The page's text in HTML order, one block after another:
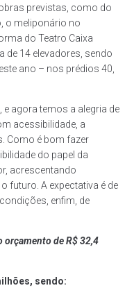
previstas, como do
o meliponário no
do Teatro Caixa
de 14 elevadores, sendo
ano – nos prédios 40,
agora temos a alegria de
acessibilidade, a
Como é bom fazer
do papel da
acrescentando
futuro. A expectativa é de
enfim, de
orçamento de R$ 32,4
sendo: